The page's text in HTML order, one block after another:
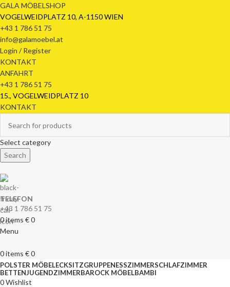
GALA MÖBELSHOP
VOGELWEIDPLATZ 10, A-1150 WIEN
+43 1 786 51 75
info@galamoebel.at
Login / Register
KONTAKT
ANFAHRT
+43 1 786 51 75
15., VOGELWEIDPLATZ 10
KONTAKT
Select category
Search
TELEFON
+43 1 786 51 75
0items €0
Menu
0items €0
POLSTER MÖBELECKSITZGRUPPENESSZIMMERSCHLAFZIMMER
BETTENJUGENDZIMMERBAROCK MÖBELBAMBI
0Wishlist